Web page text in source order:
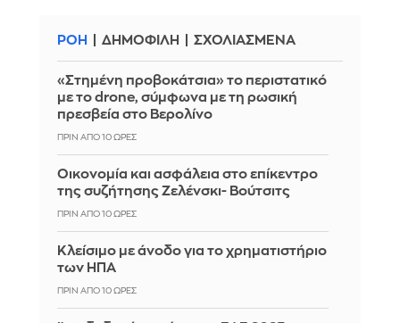
ΡΟΗ ΔΗΜΟΦΙΛΗ ΣΧΟΛΙΑΣΜΕΝΑ
«Στημένη προβοκάτσια» το περιστατικό
με το drone, σύμφωνα με τη ρωσική
πρεσβεία στο Βερολίνο
ΠΡΙΝ ΑΠΌ 10 ΏΡΕΣ
Οικονομία και ασφάλεια στο επίκεντρο
της συζήτησης Ζελένσκι- Βούτσιτς
ΠΡΙΝ ΑΠΌ 10 ΏΡΕΣ
Κλείσιμο με άνοδο για το χρηματιστήριο
των ΗΠΑ
ΠΡΙΝ ΑΠΌ 10 ΏΡΕΣ